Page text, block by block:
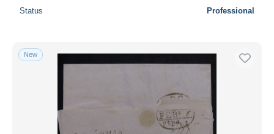
Status Professional
New